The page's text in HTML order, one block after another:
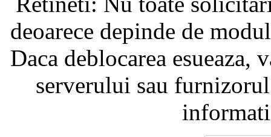
deoarece depinde de
Daca deblocarea
serverului sau